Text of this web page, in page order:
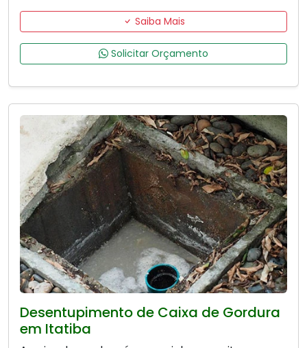
Saiba Mais
Solicitar Orçamento
Desentupimento de Caixa de Gordura
em Itatiba